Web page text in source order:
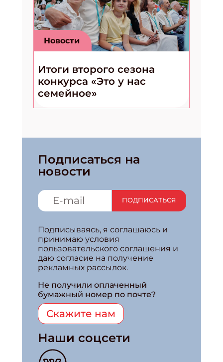
Новости
Итоги второго сезона
конкурса «Это у нас
семейное»
Подписаться на
новости
ПОДПИСАТЬСЯ
Подписываясь, я соглашаюсь и
принимаю условия
пользовательского соглашения и
даю согласие на получение
рекламных рассылок.
Не получили оплаченный
бумажный номер по почте?
Скажите нам
Наши соцсети